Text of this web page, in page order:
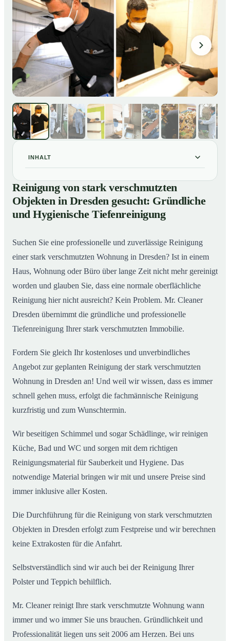
INHALT
01Reinigung von stark verschmutzten Objekten in
Dresden gesucht: Gründliche und Hygienische
Tiefenreinigung
02So reinigen unsere Profis stark verschmutzte
Reinigung von stark verschmutzten
Objekten in Dresden gesucht: Gründliche
und Hygienische Tiefenreinigung
Suchen Sie eine professionelle und zuverlässige Reinigung
einer stark verschmutzten Wohnung in Dresden? Ist in einem
Haus, Wohnung oder Büro über lange Zeit nicht mehr gereinigt
worden und glauben Sie, dass eine normale oberflächliche
Reinigung hier nicht ausreicht? Kein Problem. Mr. Cleaner
Dresden übernimmt die gründliche und professionelle
Tiefenreinigung Ihrer stark verschmutzten Immobilie.
Fordern Sie gleich Ihr kostenloses und unverbindliches
Angebot zur geplanten Reinigung der stark verschmutzten
Wohnung in Dresden an! Und weil wir wissen, dass es immer
schnell gehen muss, erfolgt die fachmännische Reinigung
kurzfristig und zum Wunschtermin.
Wir beseitigen Schimmel und sogar Schädlinge, wir reinigen
Küche, Bad und WC und sorgen mit dem richtigen
Reinigungsmaterial für Sauberkeit und Hygiene. Das
notwendige Material bringen wir mit und unsere Preise sind
immer inklusive aller Kosten.
Die Durchführung für die Reinigung von stark verschmutzten
Objekten in Dresden erfolgt zum Festpreise und wir berechnen
keine Extrakosten für die Anfahrt.
Selbstverständlich sind wir auch bei der Reinigung Ihrer
Polster und Teppich behilflich.
Mr. Cleaner reinigt Ihre stark verschmutzte Wohnung wann
immer und wo immer Sie uns brauchen. Gründlichkeit und
Professionalität liegen uns seit 2006 am Herzen. Bei uns